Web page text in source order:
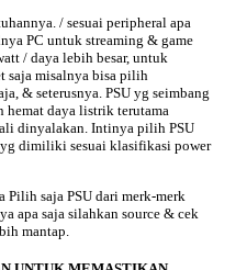
/ sesuai peripheral apa
PC untuk streaming & game
/ daya lebih besar, untuk
saja misalnya bisa pilih
& seterusnya. PSU yg seimbang
hemat daya listrik terutama
dinyalakan. Intinya pilih PSU
yg dimiliki sesuai klasifikasi power
saja PSU dari merk-merk
apa saja silahkan source & cek
mantap.